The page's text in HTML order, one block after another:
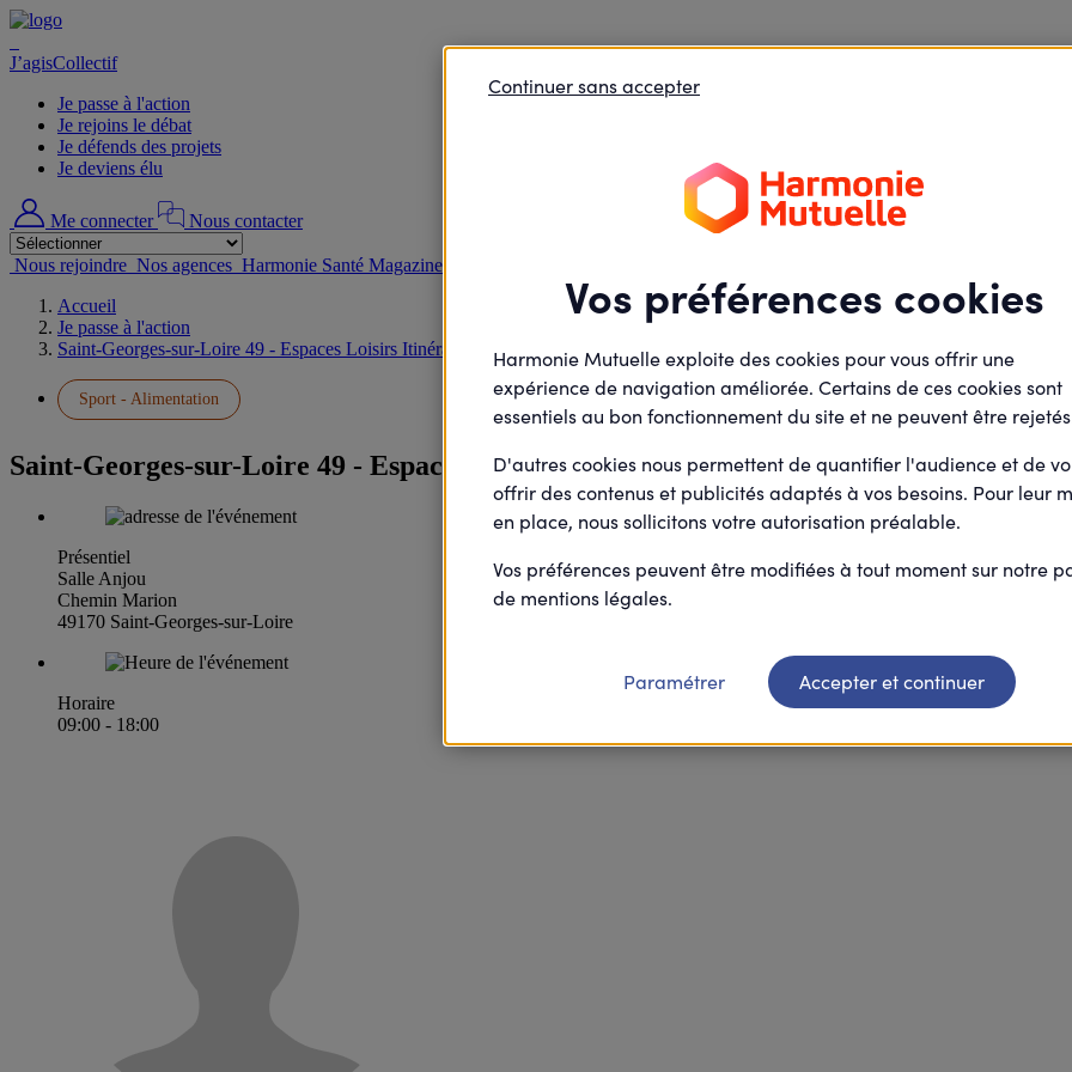
J’agisCollectif
Je passe à l'action
Je rejoins le débat
Je défends des projets
Je deviens élu
Me connecter Nous contacter
Nous rejoindre Nos agences Harmonie Santé Magazine
Accueil
Je passe à l'action
Saint-Georges-sur-Loire 49 - Espaces Loisirs Itinérants (ELI)
Sport - Alimentation
Saint-Georges-sur-Loire 49 - Espaces Loisirs Itinérants (ELI)
Présentiel
Salle Anjou
Chemin Marion
49170 Saint-Georges-sur-Loire
Horaire
09:00 - 18:00
Vos préférences cookies
Harmonie Mutuelle exploite des cookies pour vous offrir une
expérience de navigation améliorée. Certains de ces cookies sont
essentiels au bon fonctionnement du site et ne peuvent être
D'autres cookies nous permettent de quantifier l'audience et de
offrir des contenus et publicités adaptés à vos besoins. Pour leur
en place, nous sollicitons votre autorisation préalable.
Vos préférences peuvent être modifiées à tout moment sur notre
de mentions légales.
Continuer sans accepter
Paramétrer Accepter et continuer